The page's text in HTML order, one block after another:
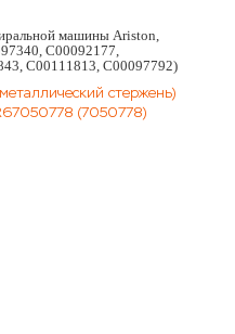
машины Ariston,
C00092177,
C00111813, C00097792)